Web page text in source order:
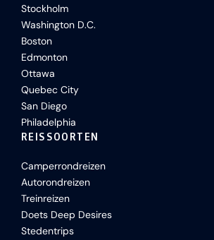
Stockholm
Washington D.C.
Boston
Edmonton
Ottawa
Quebec City
San Diego
Philadelphia
REISSOORTEN
Camperrondreizen
Autorondreizen
Treinreizen
Doets Deep Desires
Stedentrips